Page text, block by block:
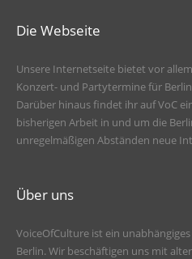
Die Webseite
Unsere Internetseite bietet vor
Konzert- und Partytermine für
Darüber hinaus findet ihr auf VoC
bisherigen Arbeit in und um die
unregelmäßigen Abständen neue
Über uns
VoiceOfCulture ist ein
Berlin. Wir beschäftigen uns mit